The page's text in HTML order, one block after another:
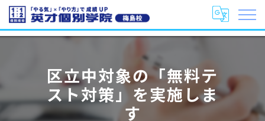
区立中対象の「無料テ
スト対策」を実施しま
す